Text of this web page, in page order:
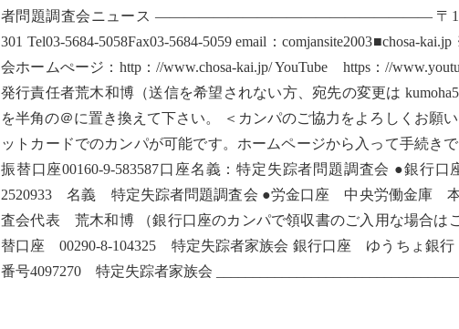
者問題調査会ニュース ——————————————————— 〒112-
301 Tel03-5684-5058Fax03-5684-5059 email：comjansite2003■chosa-
会ホームぺージ：http：//www.chosa-kai.jp/ YouTube https：//
発行責任者荒木和博（送信を希望されない方、宛先の変更は
を半角の＠に置き換えて下さい。 ＜カンパのご協力をよろしくお願
ットカードでのカンパが可能です。ホームページから入って手続き
振替口座00160-9-583587口座名義：特定失踪者問題調査会 ●銀
2520933 名義 特定失踪者問題調査会 ●労金口座 中央労働金庫
査会代表 荒木和博 （銀行口座のカンパで領収書のご入用な場合は
替口座 00290-8-104325 特定失踪者家族会 銀行口座 ゆうちょ銀
番号4097270 特定失踪者家族会